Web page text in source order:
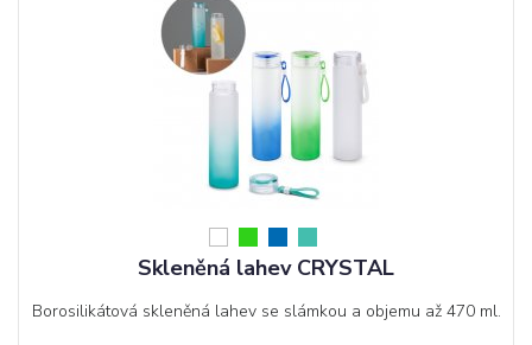
Skleněná lahev CRYSTAL
Borosilikátová skleněná lahev se slámkou a objemu až 470 ml.